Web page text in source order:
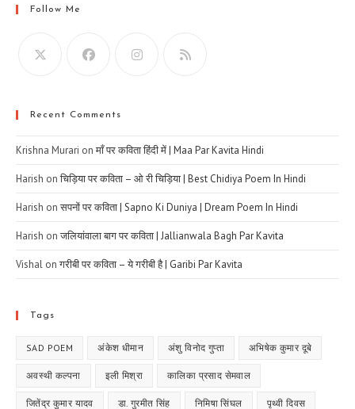
Follow Me
Recent Comments
Krishna Murari onमाँ पर कविता हिंदी में | Maa Par Kavita Hindi
Harish onचिड़िया पर कविता – ओ री चिड़िया | Best Chidiya Poem In Hindi
Harish onसपनों पर कविता | Sapno Ki Duniya | Dream Poem In Hindi
Harish onजलियांवाला बाग पर कविता | Jallianwala Bagh Par Kavita
Vishal onगरीबी पर कविता – ये गरीबी है | Garibi Par Kavita
Tags
SAD POEM अंकेश धीमान अंशु विनोद गुप्ता अभिषेक कुमार दूबे
अवस्थी कल्पना इली मिश्रा कालिका प्रसाद सेमवाल
जितेंद्र कुमार यादव डा. गुरमीत सिंह निमिषा सिंघल पृथ्वी दिवस